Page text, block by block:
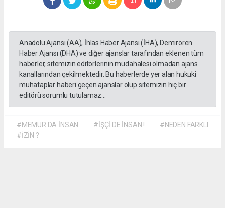
Anadolu Ajansı (AA), İhlas Haber Ajansı (İHA), Demirören
Haber Ajansı (DHA) ve diğer ajanslar tarafından eklenen tüm
haberler, sitemizin editörlerinin müdahalesi olmadan ajans
kanallarından çekilmektedir. Bu haberlerde yer alan hukuki
muhataplar haberi geçen ajanslar olup sitemizin hiç bir
editörü sorumlu tutulamaz...
#MEMUR DA İNSAN #İŞÇİ DE İNSAN !
#NEDEN FARKLI
#İZİN ?